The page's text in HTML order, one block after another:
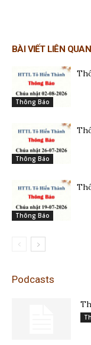
BÀI VIẾT LIÊN QUAN
Thông Báo
Thông Báo
Thông Báo
Podcasts